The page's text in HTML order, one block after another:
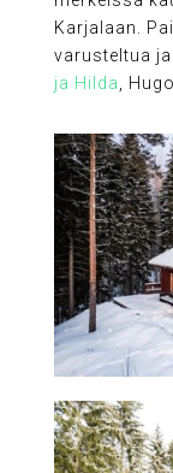
Karjalaan.
varusteltua
ja Hilda
,